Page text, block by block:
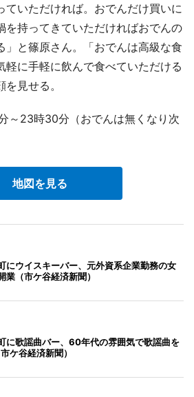
ていただければ。おでんだけ買いに
を持ってきていただければおでんの
」と篠原さん。「おでんは高級な食
軽に手軽に飲んで食べていただける
見せる。
～23時30分（おでんは無くなり次
地図を見る
にウイスキーバー、元外資系企業勤務の女
業（市ケ谷経済新聞）
に歌謡曲バー、60年代の雰囲気で歌謡曲を
ケ谷経済新聞）